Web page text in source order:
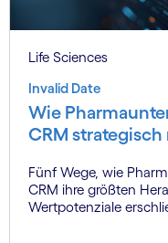
Life Sciences
Invalid Date
Wie
CRM
Fünf Wege, wie
CRM ihre größten
Wertpotenziale